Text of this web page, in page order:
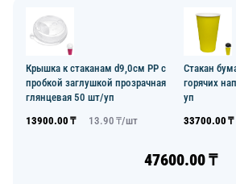
Крышка к стаканам d9,0см PP с
пробкой заглушкой прозрачная
глянцевая 50 шт/уп
13900.00 ₸ 13.90 ₸/шт
Стакан
горячих
уп
33700.00 ₸
47600.00₸